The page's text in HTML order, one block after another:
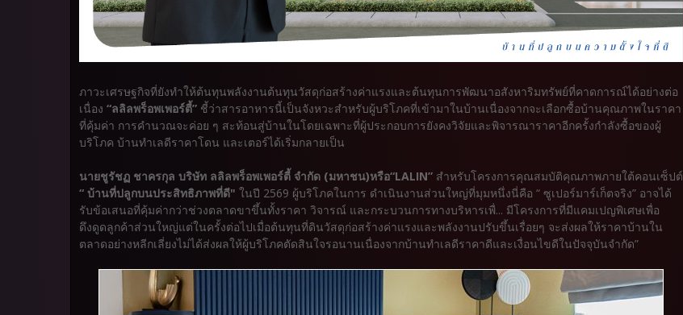
ภาวะเศรษฐกิจที่ยังทำให้ต้นทุนพลังงานต้นทุนวัสดุก่อสร้างค่าแรงและต้นทุนการพัฒนาอสังหาริมทรัพย์ที่คาดการณ์ได้อย่างต่อ
เนื่อง “ลลิลพร็อพเพอร์ตี้” ชี้ว่าสารอาหารนี้เป็นจังหวะสำหรับผู้บริโภคที่เข้ามาในบ้านเนื่องจากจะเลือกซื้อบ้านคุณภาพในราคา
ที่คุ้มค่า การคำนวณจะค่อย ๆ สะท้อนสู่บ้านในโดยเฉพาะที่ผู้ประกอบการยังคงวิจัยและพิจารณาราคาอีกครั้งกำลังซื้อของผู้
บริโภค บ้านทำเลดีราคาโดน และเตอร์ได้เริ่มกลายเป็น
นายชูรัชฏ ชาครกุล บริษัท ลลิลพร็อพเพอร์ตี้ จำกัด (มหาชน)หรือ“LALIN” สำหรับโครงการคุณสมบัติคุณภาพภายใต้คอนเซ็ปต์
“ บ้านที่ปลูกบนประสิทธิภาพที่ดี" ในปี 2569 ผู้บริโภคในการ ดำเนินงานส่วนใหญ่ที่มุมหนึ่งนี่คือ “ ซูเปอร์มาร์เก็ตจริง” อาจได้
รับข้อเสนอที่คุ้มค่ากว่าช่วงตลาดขาขึ้นทั้งราคา วิจารณ์ และกระบวนการทางบริหารเพื่... มีโครงการที่มีแคมเปญพิเศษเพื่อ
ดึงดูดลูกค้าส่วนใหญ่แต่ในครั้งต่อไปเมื่อต้นทุนที่ดินวัสดุก่อสร้างค่าแรงและพลังงานปรับขึ้นเรื่อยๆ จะส่งผลให้ราคาบ้านใน
ตลาดอย่างหลีกเลี่ยงไม่ได้ส่งผลให้ผู้บริโภคตัดสินใจรอนานเนื่องจากบ้านทำเลดีราคาดีและเงื่อนไขดีในปัจจุบันจำกัด”